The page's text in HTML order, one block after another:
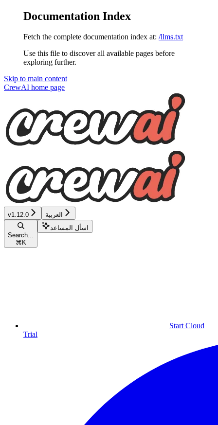
Documentation Index
Fetch the complete documentation index at: /llms.txt
Use this file to discover all available pages before
exploring further.
Skip to main content
CrewAI home page
v1.12.0 العربية
Search...
⌘ K
اسأل المساعد
Start Cloud
Trial